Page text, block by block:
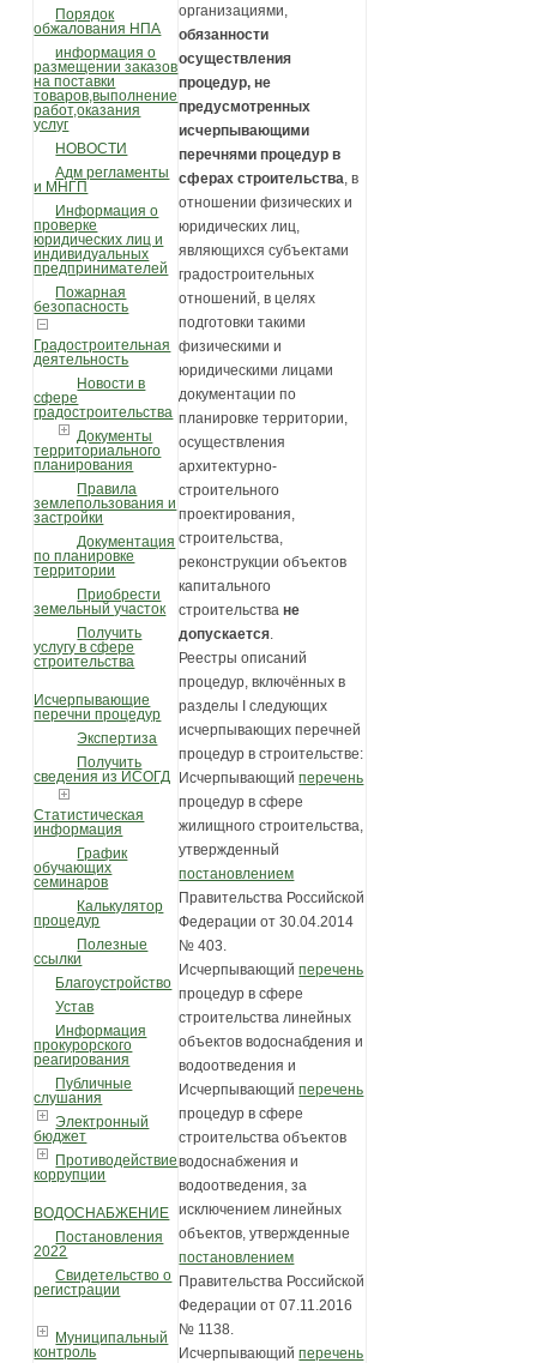
Порядок
обжалования НПА
информация о
размещении заказов
на поставки
товаров,выполнение
работ,оказания
услуг
НОВОСТИ
Адм регламенты
и МНГП
Информация о
проверке
юридических лиц и
индивидуальных
предпринимателей
Пожарная
безопасность
Градостроительная
деятельность
Новости в
сфере
градостроительства
Документы
территориального
планирования
Правила
землепользования и
застройки
Документация
по планировке
территории
Приобрести
земельный участок
Получить
услугу в сфере
строительства
Исчерпывающие
перечни процедур
Экспертиза
Получить
сведения из ИСОГД
Статистическая
информация
График
обучающих
семинаров
Калькулятор
процедур
Полезные
ссылки
Благоустройство
Устав
Информация
прокурорского
реагирования
Публичные
слушания
Электронный
бюджет
Противодействие
коррупции
ВОДОСНАБЖЕНИЕ
Постановления
2022
Свидетельство о
регистрации
Муниципальный
контроль
организациями,
обязанности
осуществления
процедур, не
предусмотренных
исчерпывающими
перечнями процедур в
сферах строительства, в
отношении физических и
юридических лиц,
являющихся субъектами
градостроительных
отношений, в целях
подготовки такими
физическими и
юридическими лицами
документации по
планировке территории,
осуществления
архитектурно-
строительного
проектирования,
строительства,
реконструкции объектов
капитального
строительстване
допускается.
Реестры описаний
процедур, включённых в
разделы I следующих
исчерпывающих перечней
процедур в строительстве:
Исчерпывающийперечень
процедур в сфере
жилищного строительства,
утвержденный
постановлением
Правительства Российской
Федерации от 30.04.2014
№ 403.
Исчерпывающийперечень
процедур в сфере
строительства линейных
объектов водоснабдения и
водоотведения и
Исчерпывающийперечень
процедур в сфере
строительства объектов
водоснабжения и
водоотведения, за
исключением линейных
объектов, утвержденные
постановлением
Правительства Российской
Федерации от 07.11.2016
№ 1138.
Исчерпывающийперечень